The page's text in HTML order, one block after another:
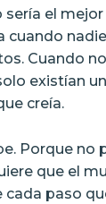
sería el
cuando
Cuando
existían
creía.
Porque no
que el
paso